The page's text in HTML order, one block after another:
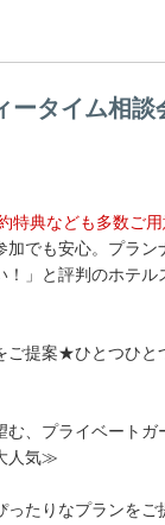
ータイム相談
特典なども多数ご
でも安心。プラン
」と評判のホテル
ご提案★ひとつひと
、プライベートガ
人気≫
たりなプランをご